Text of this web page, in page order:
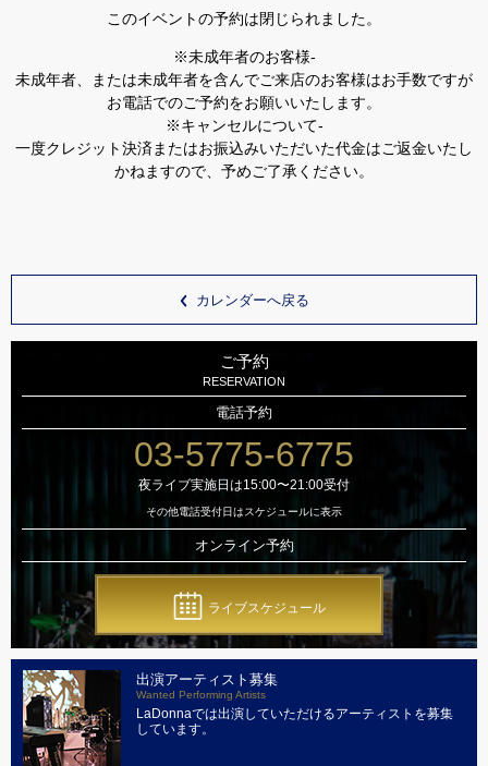
このイベントの予約は閉じられました。
※未成年者のお客様-
未成年者、または未成年者を含んでご来店のお客様はお手数ですが
お電話でのご予約をお願いいたします。
※キャンセルについて-
一度クレジット決済またはお振込みいただいた代金はご返金いたし
かねますので、予めご了承ください。
カレンダーへ戻る
ご予約
RESERVATION
電話予約
03-5775-6775
夜ライブ実施日は15:00〜21:00受付
その他電話受付日はスケジュールに表示
オンライン予約
ライブスケジュール
出演アーティスト募集
Wanted Performing Artists
LaDonnaでは出演していただけるアーティストを募集
しています。